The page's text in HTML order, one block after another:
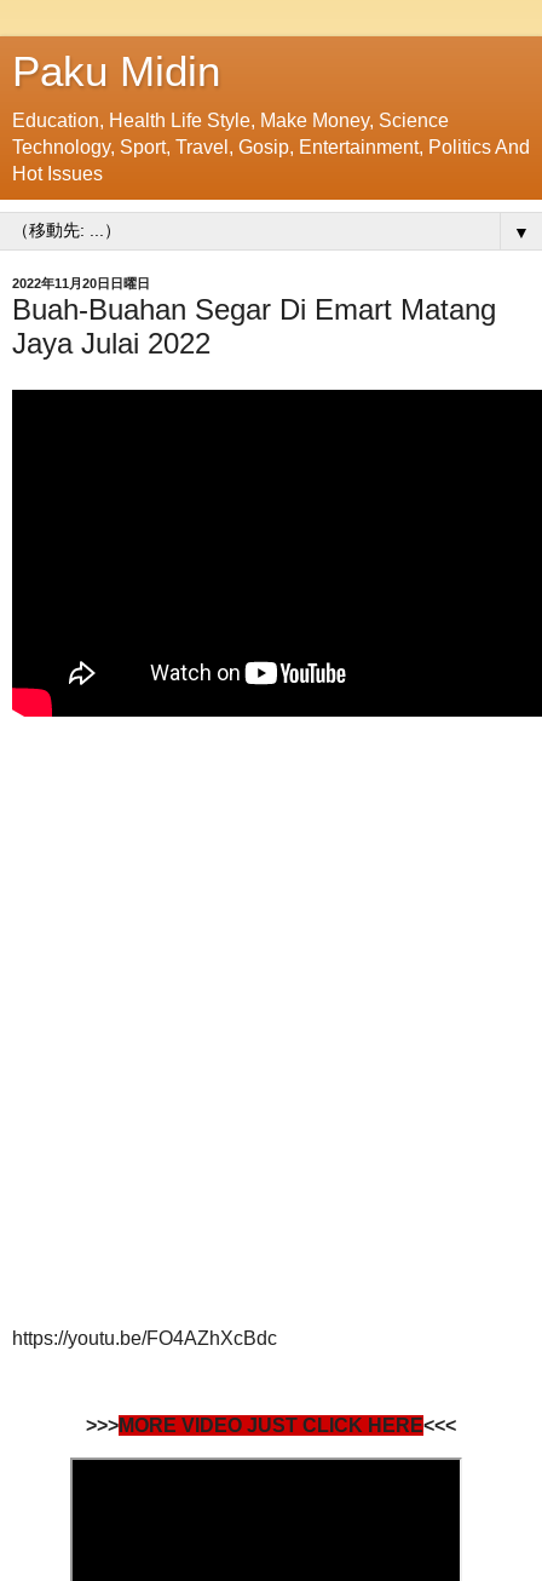
Paku Midin
Education, Health Life Style, Make Money, Science
Technology, Sport, Travel, Gosip, Entertainment, Politics And
Hot Issues
▼
2022年11月20日日曜日
Buah-Buahan Segar Di Emart Matang
Jaya Julai 2022
https://youtu.be/FO4AZhXcBdc
>>>MORE VIDEO JUST CLICK HERE<<<